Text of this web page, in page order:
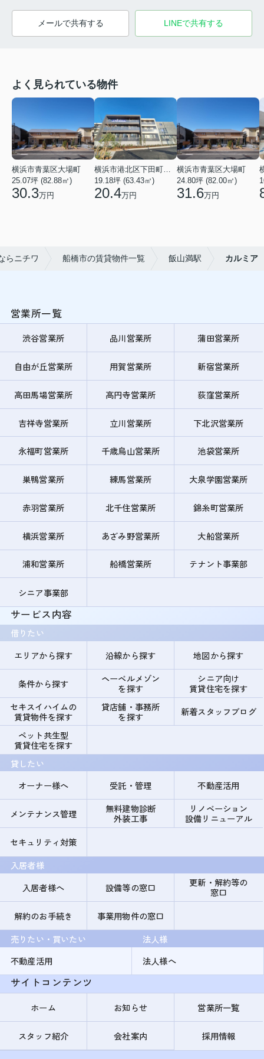
メールで共有する LINEで共有する
よく見られている物件
横浜市青葉区大場町
25.07坪 (82.88㎡)
30.3万円
19.18坪 (63.43㎡)
20.4万円
横浜市青葉区大場町
24.80坪 (82.00㎡)
31.6万円
らニチワ 船橋市の賃貸物件一覧 飯山満駅 カルミア
営業所一覧
渋谷営業所 品川営業所 蒲田営業所
自由が丘営業所 用賀営業所 新宿営業所
高田馬場営業所 高円寺営業所 荻窪営業所
吉祥寺営業所 立川営業所 下北沢営業所
永福町営業所 千歳烏山営業所 池袋営業所
巣鴨営業所 練馬営業所 大泉学園営業所
赤羽営業所 北千住営業所 錦糸町営業所
横浜営業所 あざみ野営業所 大船営業所
浦和営業所 船橋営業所 テナント事業部
シニア事業部
サービス内容
借りたい
エリアから探す
沿線から探す 地図から探す
条件から探す
ヘーベルメゾン
を探す
シニア向け
賃貸住宅を探す
セキスイハイムの
賃貸物件を探す
貸店舗・事務所
を探す
新着スタッフブログ
ペット共生型
賃貸住宅を探す
貸したい
オーナー様へ
受託・管理 不動産活用
メンテナンス管理
無料建物診断
外装工事
リノベーション
設備リニューアル
セキュリティ対策
入居者様
入居者様へ
設備等の窓口
更新・解約等の
窓口
解約のお手続き
事業用物件の窓口
売りたい・買いたい
不動産活用
法人様
法人様へ
サイトコンテンツ
ホーム お知らせ 営業所一覧
スタッフ紹介 会社案内 採用情報